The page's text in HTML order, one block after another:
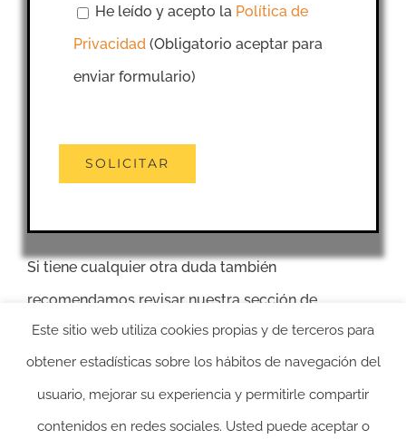
He leído y acepto la Política de
Privacidad (Obligatorio aceptar para
enviar formulario)
Si tiene cualquier otra duda también
recomendamos revisar nuestra sección de
Preguntas Frecuentes.
Este sitio web utiliza cookies propias y de terceros para
obtener estadísticas sobre los hábitos de navegación del
usuario, mejorar su experiencia y permitirle compartir
contenidos en redes sociales. Usted puede aceptar o